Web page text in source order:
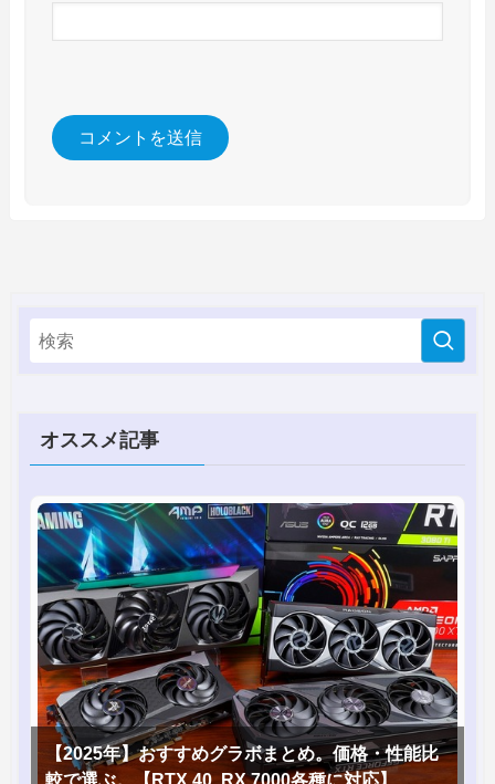
オススメ記事
【2025年】おすすめグラボまとめ。価格・性能比
較で選ぶ。【RTX 40, RX 7000各種に対応】